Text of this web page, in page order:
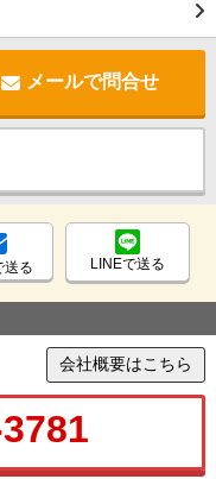
メールで問合せ
送る LINEで送る
会社概要はこちら